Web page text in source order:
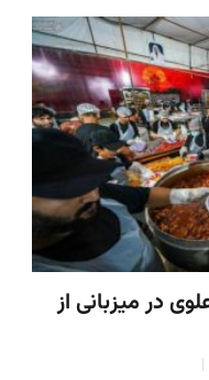
در میزبانی از